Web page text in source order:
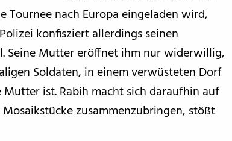
Tournee nach Europa eingeladen wird,
konfisziert allerdings seinen
Seine Mutter eröffnet ihm nur widerwillig,
Soldaten, in einem verwüsteten Dorf
ist. Rabih macht sich daraufhin auf
zusammenzubringen, stößt